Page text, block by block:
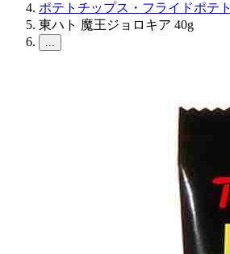
ポテトチップス・フライドポテト
東ハト 魔王ジョロキア 40g
...